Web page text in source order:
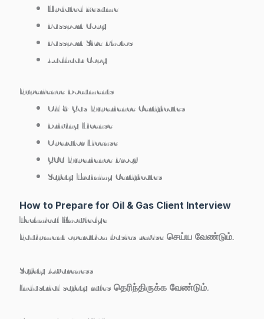
Updated Resume
Passport Copy
Passport Size Photos
Aadhaar Copy
Experience Documents
Oil & Gas Experience Certificates
Driving License
Operator License
GCC Experience Proof
Safety Training Certificates
How to Prepare for Oil & Gas Client Interview
Technical Knowledge
Equipment operation basics revise செய்ய வேண்டும்.
Safety Awareness
Industrial safety rules தெரிந்திருக்க வேண்டும்.